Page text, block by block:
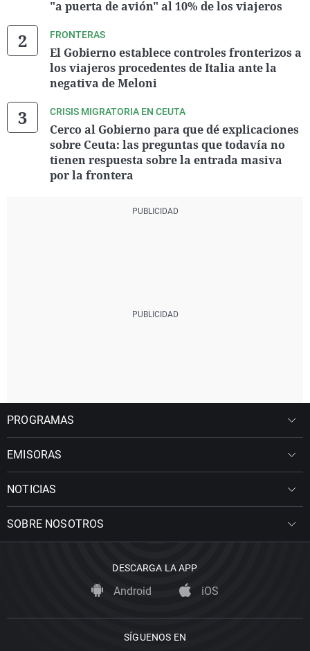
"a puerta de avión" al 10% de los viajeros
FRONTERAS
El Gobierno establece controles fronterizos a
los viajeros procedentes de Italia ante la
negativa de Meloni
CRISIS MIGRATORIA EN CEUTA
Cerco al Gobierno para que dé explicaciones
sobre Ceuta: las preguntas que todavía no
tienen respuesta sobre la entrada masiva
por la frontera
PROGRAMAS
EMISORAS
NOTICIAS
SOBRE NOSOTROS
DESCARGA LA APP
Android iOS
SÍGUENOS EN